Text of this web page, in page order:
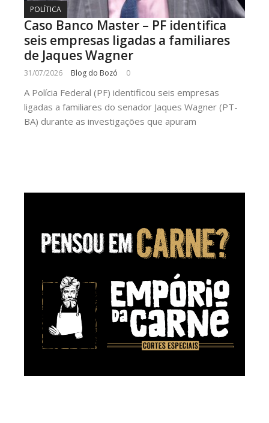
POLÍTICA
Caso Banco Master – PF identifica
seis empresas ligadas a familiares
de Jaques Wagner
31/07/2026 Blog do Bozó 0
A Polícia Federal (PF) identificou seis empresas
ligadas a familiares do senador Jaques Wagner (PT-
BA) durante as investigações que apuram